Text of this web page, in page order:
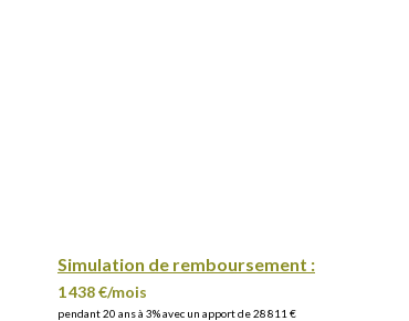
Simulation de remboursement :
1 438 €/mois
pendant 20 ans à 3% avec un apport de 28 811 €